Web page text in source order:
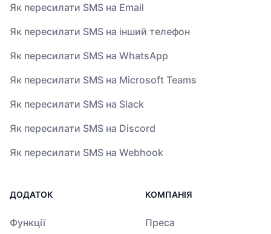
Як пересилати SMS на Email
Як пересилати SMS на інший телефон
Як пересилати SMS на WhatsApp
Як пересилати SMS на Microsoft Teams
Як пересилати SMS на Slack
Як пересилати SMS на Discord
Як пересилати SMS на Webhook
ДОДАТОК
Функції
КОМПАНІЯ
Преса